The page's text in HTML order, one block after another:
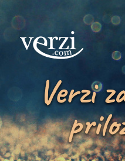
Verzi